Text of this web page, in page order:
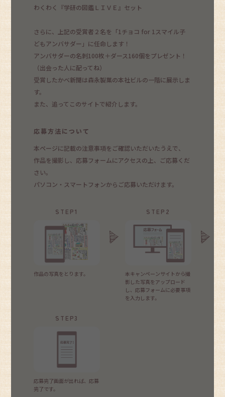
わくわく『学研の図鑑ＬＩＶＥ』セット
さらに、上記の受賞者２名を「1チョコ for 1スマイル子
どもアンバサダー」に任命します！
アンバサダーの名刺100枚＋ダース160個をプレゼント！
（出会った人に配ってね）
受賞したかべ新聞は森永製菓の本社ビルの一階に展示しま
す。
また、追ってこのサイトで紹介します。
応募方法について
本ページに記載の注意事項をご確認いただいたうえで、
作品を撮影し、応募フォームにアクセスの上、ご応募くだ
さい。
パソコン・スマートフォンからご応募いただけます。
STEP1
作品の写真をとります。
STEP2
本キャンペーンサイトから撮
影した写真をアップロード
し、応募フォームに必要事項
を入力します。
STEP3
応募完了画面が出れば、応募
完了です。